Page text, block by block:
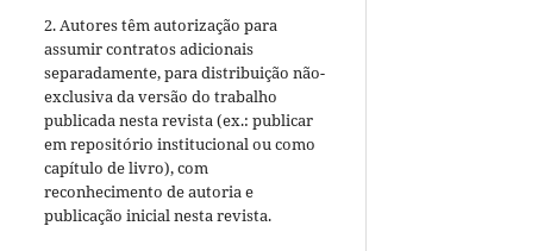
2. Autores têm autorização para
assumir contratos adicionais
separadamente, para distribuição não-
exclusiva da versão do trabalho
publicada nesta revista (ex.: publicar
em repositório institucional ou como
capítulo de livro), com
reconhecimento de autoria e
publicação inicial nesta revista.